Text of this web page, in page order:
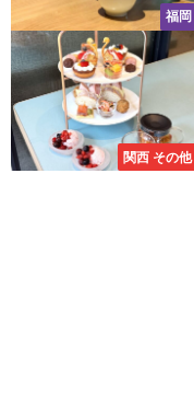
福岡
関西 その他